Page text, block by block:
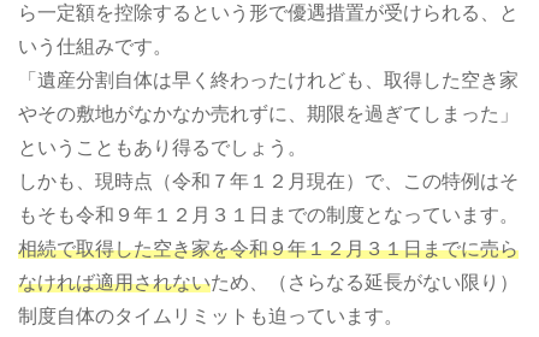
ら一定額を控除するという形で優遇措置が受けられる、と
いう仕組みです。
「遺産分割自体は早く終わったけれども、取得した空き家
やその敷地がなかなか売れずに、期限を過ぎてしまった」
ということもあり得るでしょう。
しかも、現時点（令和７年１２月現在）で、この特例はそ
もそも令和９年１２月３１日までの制度となっています。
相続で取得した空き家を令和９年１２月３１日までに売ら
なければ適用されないため、（さらなる延長がない限り）
制度自体のタイムリミットも迫っています。